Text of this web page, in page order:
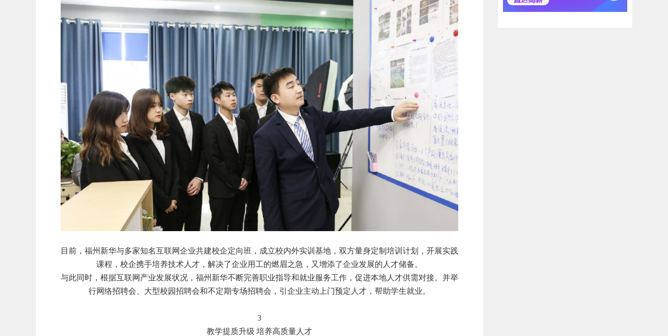
目前，福州新华与多家知名互联网企业共建校企定向班，成立校内外实训基地，双方量身定制培训计划，开展实践
课程，校企携手培养技术人才，解决了企业用工的燃眉之急，又增添了企业发展的人才储备。
与此同时，根据互联网产业发展状况，福州新华不断完善职业指导和就业服务工作，促进本地人才供需对接。并举
行网络招聘会、大型校园招聘会和不定期专场招聘会，引企业主动上门预定人才，帮助学生就业。
3
教学提质升级 培养高质量人才